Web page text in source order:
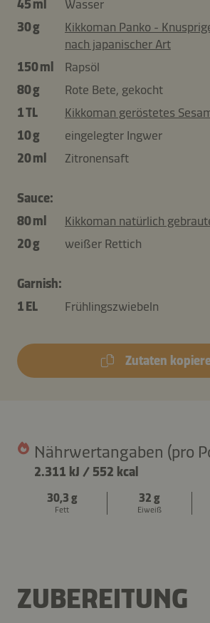
45 ml
Wasser
30 g
Kikkoman Panko -
nach japanischer Art
150 ml
Rapsöl
80 g
Rote Bete, gekocht
1 TL
Kikkoman geröstetes
10 g
eingelegter Ingwer
20 ml
Zitronensaft
Sauce:
80 ml
Kikkoman natürlich
20 g
weißer Rettich
Garnish:
1 EL
Frühlingszwiebeln
Zutaten
Nährwertangaben (pro
2.311 kJ / 552 kcal
30,3 g
Fett
32 g
Eiweiß
ZUBEREITUNG